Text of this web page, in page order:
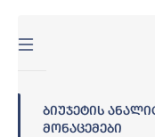
Ბიუჯეტის
Მონაცემები